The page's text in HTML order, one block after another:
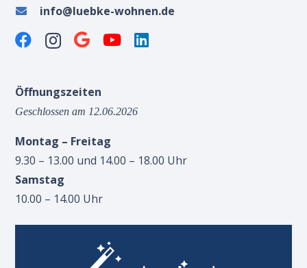
info@luebke-wohnen.de
Öffnungszeiten
Geschlossen am 12.06.2026
Montag – Freitag
9.30 – 13.00 und 14.00 – 18.00 Uhr
Samstag
10.00 – 14.00 Uhr